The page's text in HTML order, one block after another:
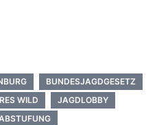
BUNDESJAGDGESETZ
WILD
JAGDLOBBY